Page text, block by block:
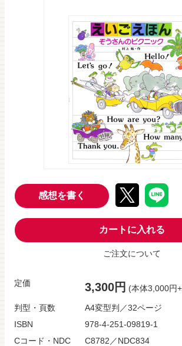
感想を書く
カートに入れる
ご注文について
定価 3,300円 (本体3,000円
判型・頁数
A4変型判／32ページ
ISBN
978-4-251-09819-1
Cコード・NDC
C8782／NDC834